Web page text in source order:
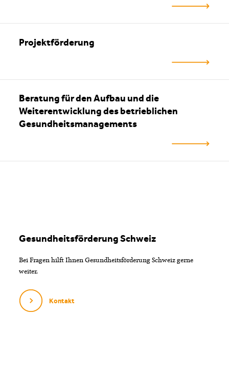
Projektförderung
Beratung für den Aufbau und die
Weiterentwicklung des betrieblichen
Gesundheitsmanagements
Gesundheitsförderung Schweiz
Bei Fragen hilft Ihnen Gesundheitsförderung Schweiz gerne
weiter.
Kontakt